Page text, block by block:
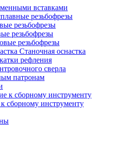
вставками
резьбофрезы
резьбофрезы
резьбофрезы
резьбофрезы
Станочная оснастка
рефления
сверла
патронам
сборному инструменту